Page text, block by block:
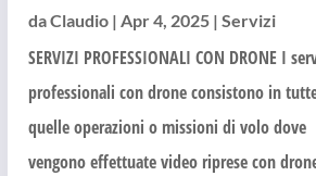
daClaudio |Apr 4, 2025 |Servizi
SERVIZI PROFESSIONALI CON DRONE I
professionali con drone consistono in
quelle operazioni o missioni di volo dove
vengono effettuate video riprese con